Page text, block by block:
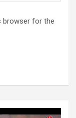
browser for the